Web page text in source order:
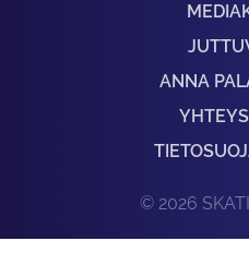
ANNA
© 2026